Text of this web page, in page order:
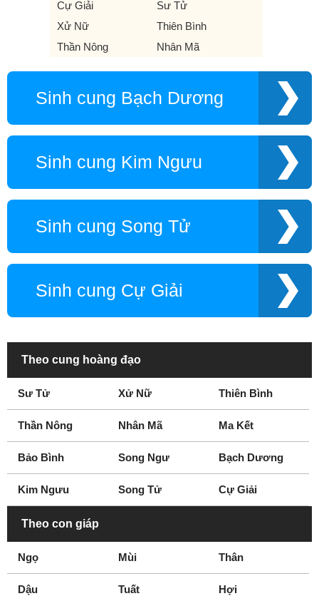
Cự Giải
Sư Tử
Xử Nữ
Thiên Bình
Thần Nông
Nhân Mã
Sinh cung Bạch Dương
Sinh cung Kim Ngưu
Sinh cung Song Tử
Sinh cung Cự Giải
Theo cung hoàng đạo
Sư Tử Xử Nữ Thiên Bình
Thần Nông Nhân Mã Ma Kết
Bảo Bình Song Ngư Bạch Dương
Kim Ngưu Song Tử Cự Giải
Theo con giáp
Ngọ Mùi Thân
Dậu Tuất Hợi